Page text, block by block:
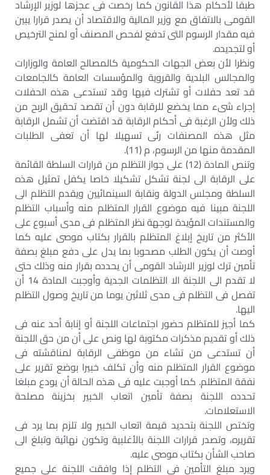
طبقا لأحكام هذا القانون كما رخصت فى عجزها لوزير الإرشاد
القومى بالاتفاق مع وزير المالية والاقتصاد أن يصدر قرارا يبين
فيه مقدار الرسوم التى تدفع لفحص المصنف أو لمنح الترخيص
أو لتجديده.
ونظرا لأن بعض الجهات الحكومية كالمصالح العامة والوزارات
والمجالس البلدية والقروية والمؤسسات العامة كالجامعات
قد تعد حفلات أو تشترك فيها وقد تستدعى هذه الحفلات
إجراء شىء مما يخضع للرقابة دون أن تقصد تحقيق الربح من
ذلك ولأن الرغبة فى أحكام الرقابة قد اقتضت أن تشمل الرقابة
مثل هذه المصنفات رئى تسهيلا لها أن تعفى الطلبات
المقدمة منها من الرسوم، م (11).
وتنص المادة (12) على جواز التظلم من قرارات السلطة القائمة
على الرقابة الى لجنة تشكل تشكيلا خاصا يكفل تمثيل هذه
السلطة ومجلس الدولة ونقابة السينمائيين ويقدم التظلم الى
اللجنة مبينا فيه موضوع القرار المتظلم منه وأسباب التظلم
والمستندات المؤيدة لوجهة نظر المتظلم فى مدى أسبوع على
الأكثر من تاريخ إبلاغ المتظلم بالقرار بكتاب موصى عليه كما
أوصت أن يكون الطلب مصحوبا بما يدل على دفع مبلغ بصفة
تأمين ترك لوزير الارشاد القومى أن يحدده بقرار منه وذلك حتى
لا تقدم الى اللجنة الا التظلمات الجدية وأوجبت المادة 14 أن
تفصل فى التظلم فى مدى ثلاثين يوما من تاريخ وصول التظلم
اليها.
كما أجيز للمتظلم حضور اجتماعات اللجنة أو إنابة أحد عنه فى
ذلك أو تقديم مذكرات مكتوبة لها ونص على أن من حق اللجنة
أن تستدعى من تشاء من موظفى الرقابة لمناقشته فى
موضوع القرار المتظلم منه وأن تكلف خبيرا بوضع تقرير على
نفقة المتظلم. كما أوجبت عليه فى هذه الحالة أن يودع مبلغا
تحدده اللجنة بصفة تأمين اتعاب الخبير بخزينة مصلحة
الاستعلامات.
وتختص اللجنة بتحديد قيمة اتعاب الخبير ولا تلزم بما يرد فى
تقريره، وتصدر قرارات اللجنة بالأغلبية وتكون نهائية وتبلغ الى
صاحب الشأن بكتاب موصى عليه.
ويرد مبلغ التأمين فى التظلم إذا وافقت اللجنة على جميع